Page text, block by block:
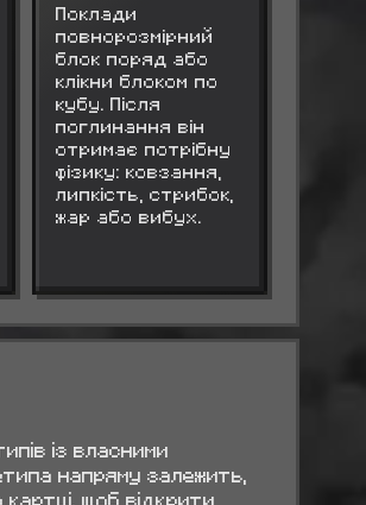
Поклади
повнорозмірний
блок поряд або
клікни блоком по
кубу. Після
поглинання він
отримає потрібну
фізику: ковзання,
липкість, стрибок,
жар або вибух.
із власними
напряму залежить,
щоб відкрити